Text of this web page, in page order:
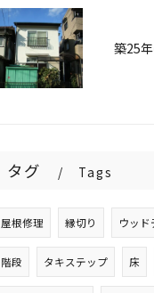
タグ Tags
屋根修理 縁切り ウッド
階段 タキステップ 床